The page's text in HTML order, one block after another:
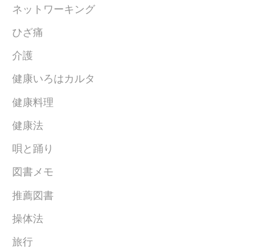
ネットワーキング
ひざ痛
介護
健康いろはカルタ
健康料理
健康法
唄と踊り
図書メモ
推薦図書
操体法
旅行